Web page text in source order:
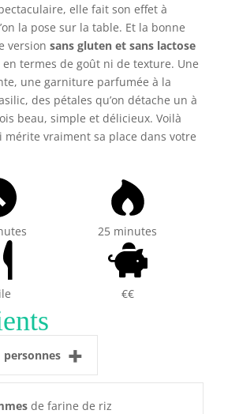
elle fait son effet à
la pose sur la table. Et la bonne
version sans gluten et sans lactose
termes de goût ni de texture. Une
une garniture parfumée à la
des pétales qu’on détache un à
beau, simple et délicieux. Voilà
mérite vraiment sa place dans votre
25 minutes
€€
personnes +
de farine de riz